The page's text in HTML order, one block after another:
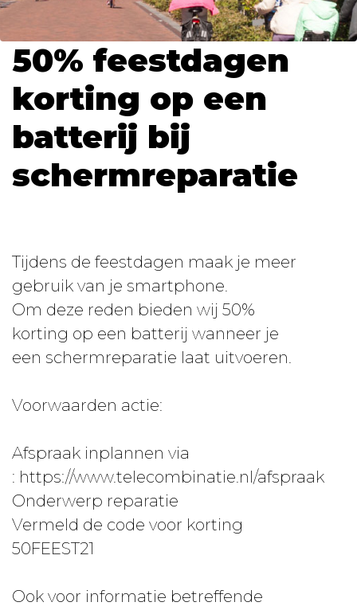
50% feestdagen
korting op een
batterij bij
schermreparatie
Tijdens de feestdagen maak je meer
gebruik van je smartphone.
Om deze reden bieden wij 50%
korting op een batterij wanneer je
een schermreparatie laat uitvoeren.
Voorwaarden actie:
Afspraak inplannen via
: https://www.telecombinatie.nl/afspraak
Onderwerp reparatie
Vermeld de code voor korting
50FEEST21
Ook voor informatie betreffende